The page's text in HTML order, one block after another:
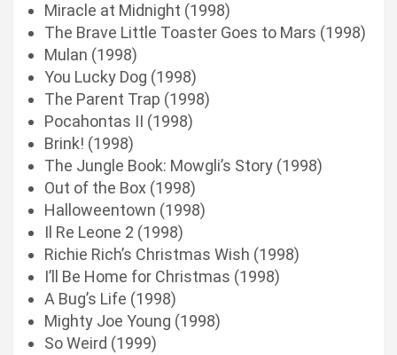
Miracle at Midnight (1998)
The Brave Little Toaster Goes to Mars (1998)
Mulan (1998)
You Lucky Dog (1998)
The Parent Trap (1998)
Pocahontas II (1998)
Brink! (1998)
The Jungle Book: Mowgli’s Story (1998)
Out of the Box (1998)
Halloweentown (1998)
Il Re Leone 2 (1998)
Richie Rich’s Christmas Wish (1998)
I’ll Be Home for Christmas (1998)
A Bug’s Life (1998)
Mighty Joe Young (1998)
So Weird (1999)